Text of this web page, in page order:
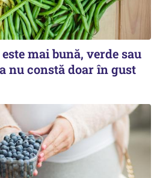
mai bună, verde sau
nu constă doar în gust